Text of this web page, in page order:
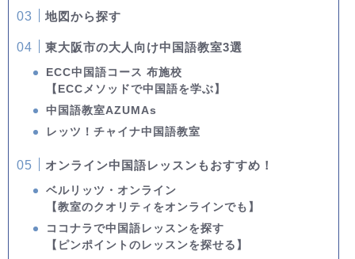
地図から探す
東大阪市の大人向け中国語教室3選
ECC中国語コース 布施校
【ECCメソッドで中国語を学ぶ】
中国語教室AZUMAs
レッツ！チャイナ中国語教室
オンライン中国語レッスンもおすすめ！
ベルリッツ・オンライン
【教室のクオリティをオンラインでも】
ココナラで中国語レッスンを探す
【ピンポイントのレッスンを探せる】